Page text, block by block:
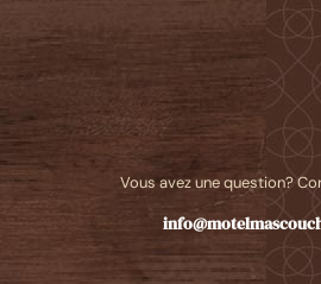
Vous avez une question?